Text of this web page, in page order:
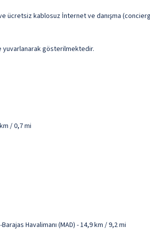
ve ücretsiz kablosuz İnternet ve danışma
yuvarlanarak gösterilmektedir.
/ 0,7 mi
Havalimanı (MAD) - 14,9 km / 9,2 mi